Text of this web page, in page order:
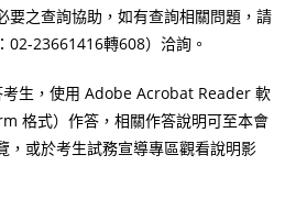
要之查詢協助，如有查詢相關問題，請
02-23661416轉608）洽詢。
考生，使用 Adobe Acrobat Reader 軟
格式）作答，相關作答說明可至本會
，或於考生試務宣導專區觀看說明影